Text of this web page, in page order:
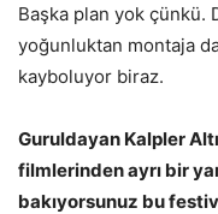
Başka plan yok çünkü.
yoğunluktan montaja
kayboluyor biraz.
Guruldayan Kalpler
filmlerinden ayrı bir
bakıyorsunuz bu